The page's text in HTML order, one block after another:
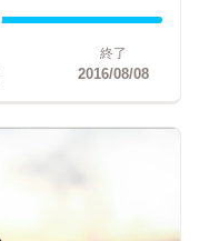
終了
2016/08/08